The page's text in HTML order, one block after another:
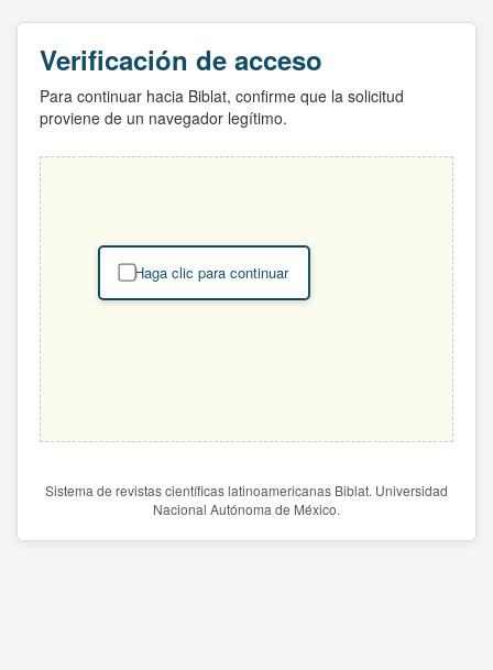
Verificación de acceso
Para continuar hacia Biblat, confirme que la solicitud
proviene de un navegador legítimo.
Haga clic para continuar
Sistema de revistas científicas latinoamericanas Biblat. Universidad
Nacional Autónoma de México.